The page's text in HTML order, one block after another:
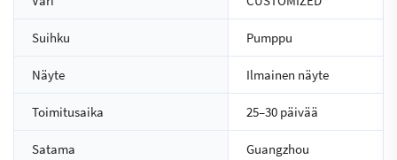
Suihku Pumppu
Näyte Ilmainen näyte
Toimitusaika 25–30 päivää
Satama Guangzhou